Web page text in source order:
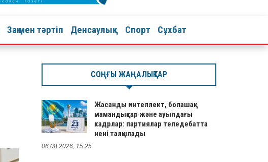
Заң мен тәртіп Денсаулық Спорт Сұхбат
СОҢҒЫ ЖАҢАЛЫҚТАР
Жасанды интеллект, болашақ
мамандықтар және ауылдағы
кадрлар: партиялар теледебатта
нені талқылады
06.08.2026, 15:25